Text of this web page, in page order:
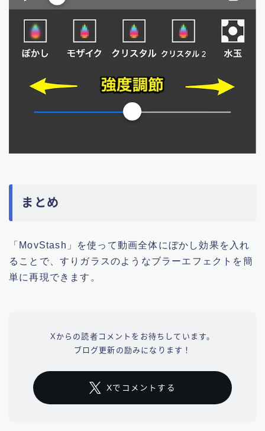
まとめ
「MovStash」を使って動画全体にぼかし効果を入れ
ることで、すりガラスのようなブラーエフェクトを簡
単に再現できます。
Xからの読者コメントをお待ちしています。
ブログ更新の励みになります！
Xでコメントする